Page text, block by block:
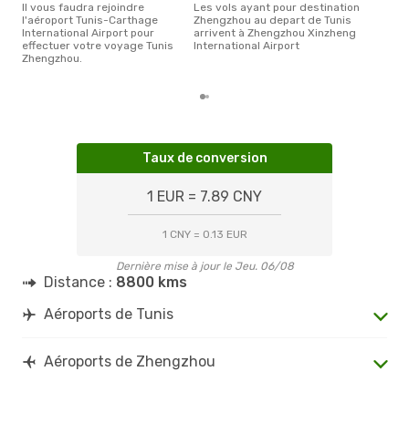
Il vous faudra rejoindre
l'aéroport Tunis-Carthage
International Airport pour
effectuer votre voyage Tunis
Zhengzhou.
Les vols ayant pour destination
Zhengzhou au depart de Tunis
arrivent à Zhengzhou Xinzheng
International Airport
Taux de conversion
1 EUR = 7.89 CNY
1 CNY = 0.13 EUR
Dernière mise à jour le Jeu. 06/08
Distance : 8800 kms
Aéroports de Tunis
Aéroports de Zhengzhou